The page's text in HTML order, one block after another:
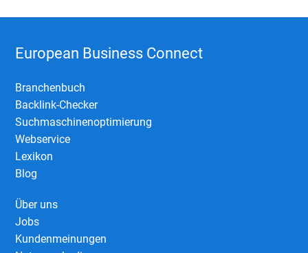
European Business Connect
Branchenbuch
Backlink-Checker
Suchmaschinenoptimierung
Webservice
Lexikon
Blog
Über uns
Jobs
Kundenmeinungen